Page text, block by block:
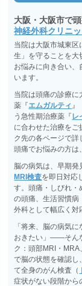
大阪・大阪市で
神経外科クリニッ
当院は大阪市城東区
生」を守ることを大
お悩みに向き合い、
います。
当院は頭痛の診療
薬『エムガルティ 』
う急性期治療薬『 レ
に合わせた治療をご
ク先の各ページで詳
頭痛でお悩みの方は
脳の病気は、早期発
MRI検査を即日対応
す。頭痛・しびれ・
の頭痛、生活習慣病
外科として幅広く対
「将来、脳の病気
おきたい」――そん
ク：頭部MRI・
で脳の状態を確認し
て全身のがん検査（
症状がない段階から